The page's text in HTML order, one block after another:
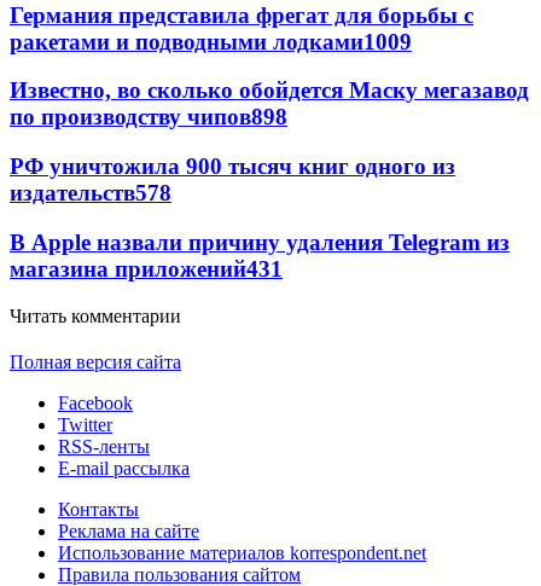
Германия представила фрегат для борьбы с
ракетами и подводными лодками1009
Известно, во сколько обойдется Маску мегазавод
по производству чипов898
РФ уничтожила 900 тысяч книг одного из
издательств578
В Apple назвали причину удаления Telegram из
магазина приложений431
Читать комментарии
Полная версия сайта
Facebook
Twitter
RSS-ленты
E-mail рассылка
Контакты
Реклама на сайте
Использование материалов korrespondent.net
Правила пользования сайтом